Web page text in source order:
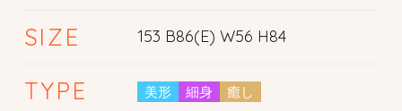
SIZE 153 B86(E) W56 H84
TYPE 美形 細身 癒し